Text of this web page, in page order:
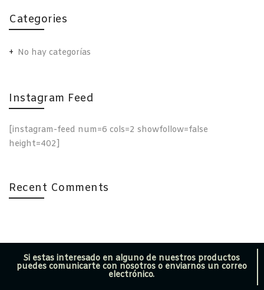
Categories
No hay categorías
Instagram Feed
[instagram-feed num=6 cols=2 showfollow=false
height=402]
Recent Comments
Si estas interesado en alguno de nuestros productos
puedes comunicarte con nosotros o enviarnos un correo
electrónico.